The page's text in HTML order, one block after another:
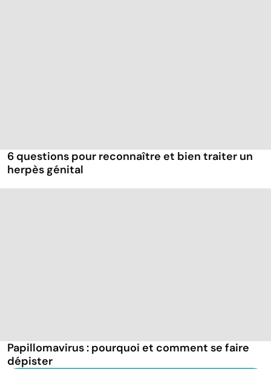
6 questions pour reconnaître et bien traiter un
herpès génital
Papillomavirus : pourquoi et comment se faire
dépister